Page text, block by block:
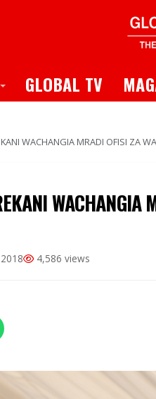
Toggle Dropdown
GLOBAL TV
WACHANGIA MRADI OFISI ZA
WACHANGIA
4,586 views